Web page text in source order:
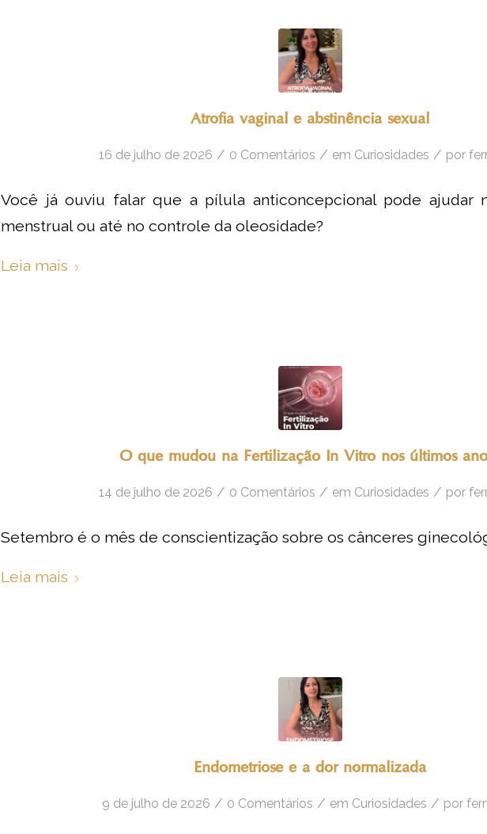
Atrofia vaginal e abstinência sexual
16 de julho de 2026 / 0 Comentários / em Curiosidades / por
Você já ouviu falar que a pílula anticoncepcional pode ajudar
menstrual ou até no controle da oleosidade?
Leia mais
O que mudou na Fertilização In Vitro nos últimos
14 de julho de 2026 / 0 Comentários / em Curiosidades / por
Setembro é o mês de conscientização sobre os cânceres
Leia mais
Endometriose e a dor normalizada
9 de julho de 2026 / 0 Comentários / em Curiosidades / por